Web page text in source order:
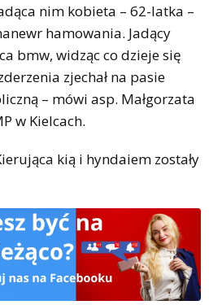
nim kobieta – 62-latka –
hamowania. Jadący
bmw, widząc co dzieje się
zjechał na pasie
– mówi asp. Małgorzata
w Kielcach.
kią i hyndaiem zostały